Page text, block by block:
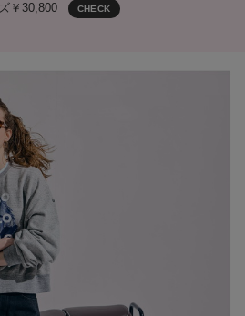
￥30,800 CHECK